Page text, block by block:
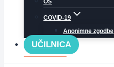
OS
COVID-19
Anonimne zgodbe
UČILNICA